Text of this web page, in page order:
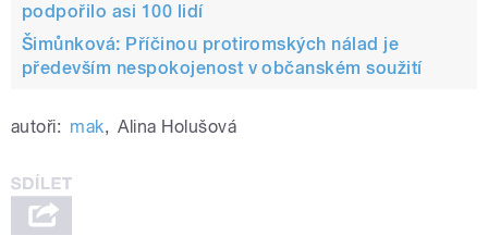
podpořilo asi 100 lidí
Šimůnková: Příčinou protiromských nálad je
především nespokojenost v občanském soužití
autoři: mak, Alina Holušová